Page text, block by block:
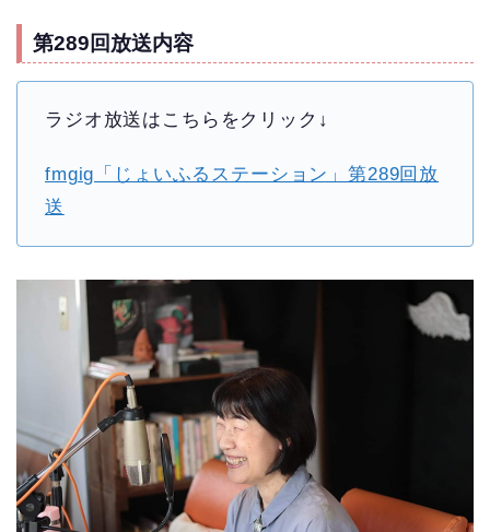
第289回放送内容
ラジオ放送はこちらをクリック↓
fmgig「じょいふるステーション」第289回放
送